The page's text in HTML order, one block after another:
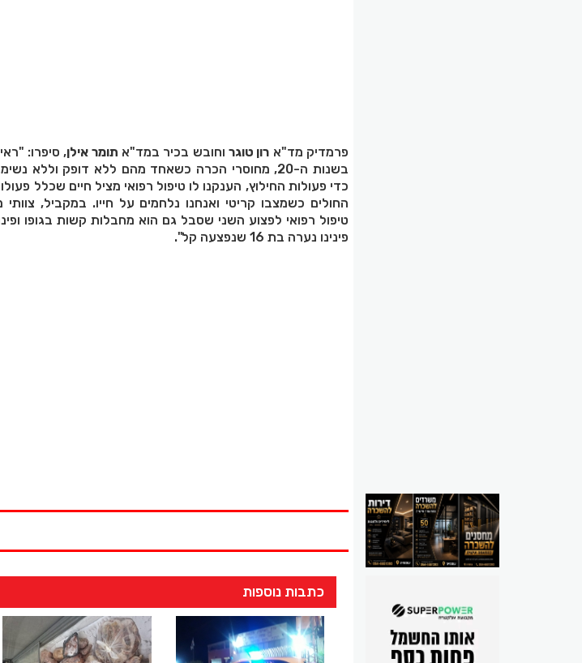
פרמדיק מד"א רון טוגר וחובש בכיר במד"א תומר אילן
בשנות ה-20, מחוסרי הכרה כשאחד מהם ללא דופק וללא
כדי פעולות החילוץ, הענקנו לו טיפול רפואי מציל חיים שכלל
החולים כשמצבו קריטי ואנחנו נלחמים על חייו. במקביל,
טיפול רפואי לפצוע השני שסבל גם הוא מחבלות קשות בגופו
פינינו נערה בת 16 שנפצעה קל".
כתבות נוספות